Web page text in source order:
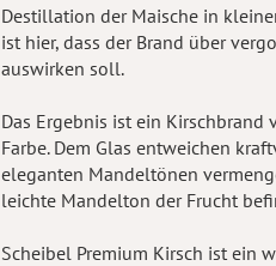
Destillation der Maische in
ist hier, dass der Brand über
auswirken soll.
Das Ergebnis ist ein
Farbe. Dem Glas entweichen
eleganten Mandeltönen
leichte Mandelton der Frucht
Scheibel Premium Kirsch ist ein